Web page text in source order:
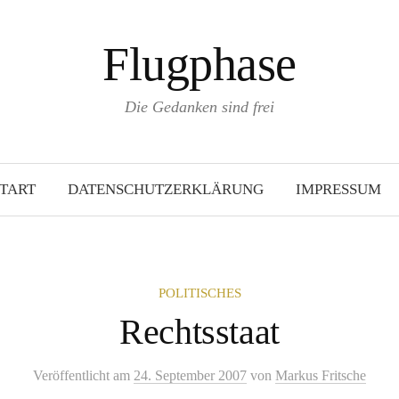
Flugphase
Die Gedanken sind frei
DATENSCHUTZERKLÄRUNG IMPRESSUM
POLITISCHES
Rechtsstaat
Veröffentlicht am 24. September 2007 von Markus Fritsche